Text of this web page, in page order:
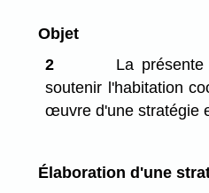
Objet
2
La
soutenir l'habitation
œuvre d'une stratégie
Élaboration d'une